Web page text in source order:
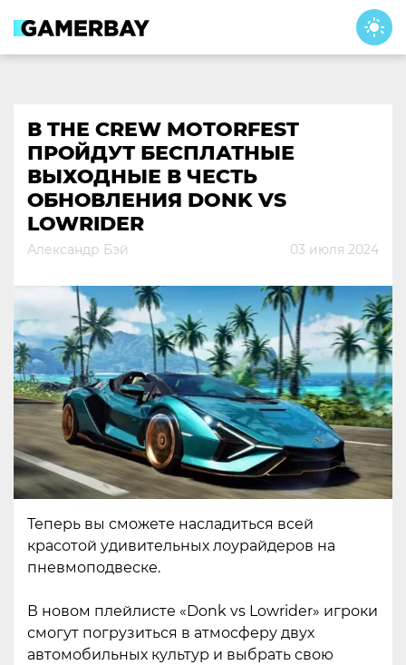
content
В THE CREW MOTORFEST
ПРОЙДУТ БЕСПЛАТНЫЕ
ВЫХОДНЫЕ В ЧЕСТЬ
ОБНОВЛЕНИЯ DONK VS
LOWRIDER
Александр Бэй 03 июля 2024
Теперь вы сможете насладиться всей
красотой удивительных лоурайдеров на
пневмоподвеске.
В новом плейлисте «Donk vs Lowrider» игроки
смогут погрузиться в атмосферу двух
автомобильных культур и выбрать свою